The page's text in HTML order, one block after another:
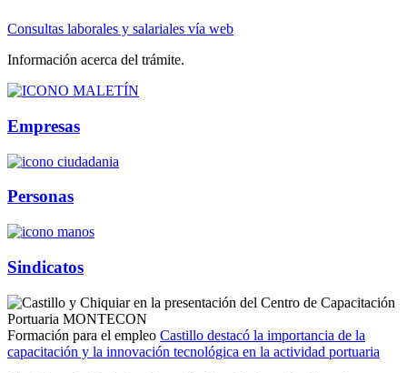
Consultas laborales y salariales vía web
Información acerca del trámite.
Empresas
Personas
Sindicatos
Formación para el empleo Castillo destacó la importancia de la
capacitación y la innovación tecnológica en la actividad portuaria